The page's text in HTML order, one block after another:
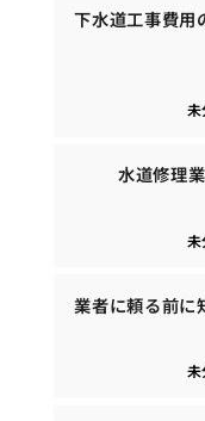
下水道工事費用
未
水道修理
未
業者に頼る前に
未